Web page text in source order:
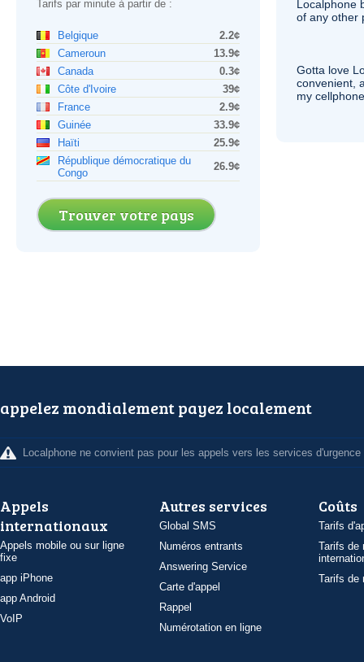
Tarifs par minute à partir de :
Belgique
2.2¢
Cameroun
13.9¢
Canada
0.3¢
Côte d'Ivoire
39¢
France
2.9¢
Guinée
33.9¢
Haïti
25.9¢
République démocratique du
Congo
26.9¢
Trouver votre pays
Localphone
of any other
Gotta love
convenient,
my
appelez mondialement payez localement
Localphone ne convient pas pour les appels vers les services d'urgence
Appels
internationaux
Appels mobile ou sur ligne
fixe
app iPhone
app Android
VoIP
Autres services
Global SMS
Numéros entrants
Answering Service
Carte d'appel
Rappel
Numérotation en ligne
Coûts
Tarifs
Tarifs de
Tarifs de